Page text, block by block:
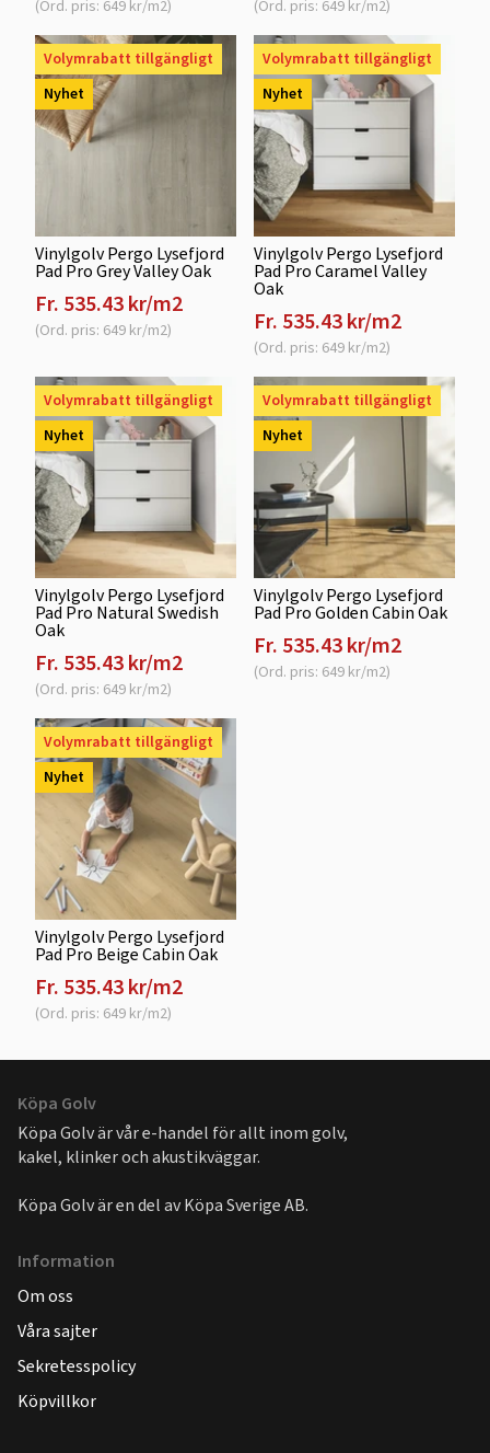
(Ord. pris: 649 kr/m2) (Ord. pris: 649 kr/m2)
Volymrabatt tillgängligt
Nyhet
Vinylgolv Pergo Lysefjord
Pad Pro Grey Valley Oak
Fr. 535.43 kr/m2
(Ord. pris: 649 kr/m2)
Volymrabatt tillgängligt
Nyhet
Vinylgolv Pergo Lysefjord
Pad Pro Caramel Valley
Oak
Fr. 535.43 kr/m2
(Ord. pris: 649 kr/m2)
Volymrabatt tillgängligt
Nyhet
Vinylgolv Pergo Lysefjord
Pad Pro Natural Swedish
Oak
Fr. 535.43 kr/m2
(Ord. pris: 649 kr/m2)
Volymrabatt tillgängligt
Nyhet
Vinylgolv Pergo Lysefjord
Pad Pro Golden Cabin Oak
Fr. 535.43 kr/m2
(Ord. pris: 649 kr/m2)
Volymrabatt tillgängligt
Nyhet
Vinylgolv Pergo Lysefjord
Pad Pro Beige Cabin Oak
Fr. 535.43 kr/m2
(Ord. pris: 649 kr/m2)
Köpa Golv
Köpa Golv är vår e-handel för allt inom golv,
kakel, klinker och akustikväggar.
Köpa Golv är en del avKöpa Sverige AB.
Information
Om oss
Våra sajter
Sekretesspolicy
Köpvillkor